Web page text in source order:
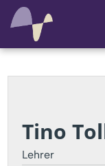
Tino
Lehrer